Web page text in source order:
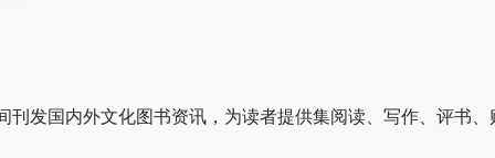
刊发国内外文化图书资讯，为读者提供集阅读、写作、评书